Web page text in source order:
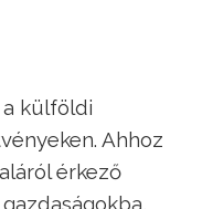
külföldi
Ahhoz
érkező